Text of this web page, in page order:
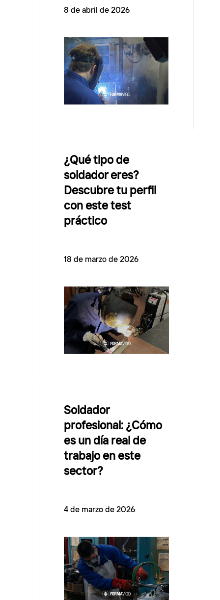
8 de abril de 2026
¿Qué tipo de
soldador eres?
Descubre tu perfil
con este test
práctico
18 de marzo de 2026
Soldador
profesional: ¿Cómo
es un día real de
trabajo en este
sector?
4 de marzo de 2026